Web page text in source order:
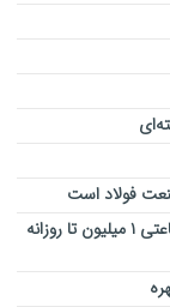
فولاد است
اجاره ماشین به سبک جدید زندگی تبدیل شد/ از ساعتی ۱ میلیون تا روزانه